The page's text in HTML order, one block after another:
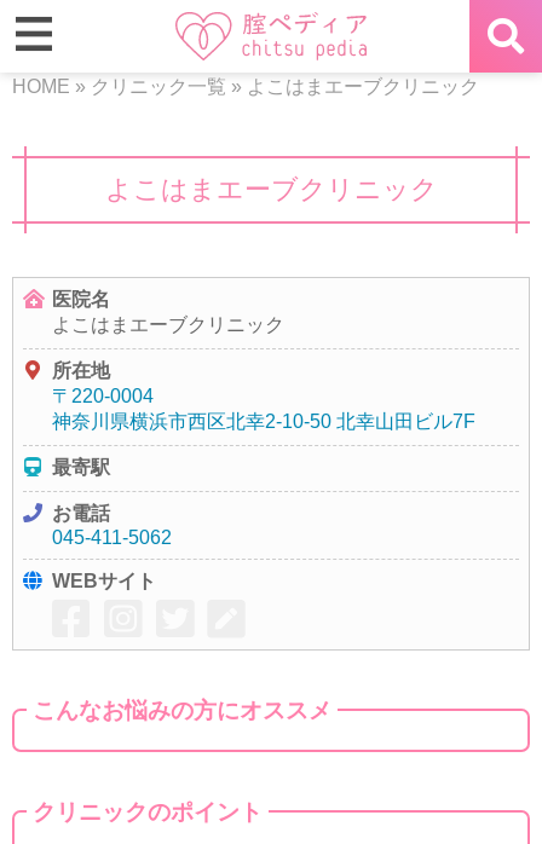
HOME » クリニック一覧 » よこはまエーブクリニック
よこはまエーブクリニック
医院名
よこはまエーブクリニック
所在地
〒220-0004
神奈川県横浜市西区北幸2-10-50 北幸山田ビル7F
最寄駅
お電話
045-411-5062
WEBサイト
こんなお悩みの方にオススメ
クリニックのポイント